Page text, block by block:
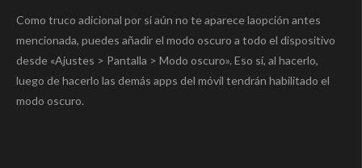
Como truco adicional por si aún no te aparece laopción antes
mencionada, puedes añadir el modo oscuro a todo el dispositivo
desde «Ajustes > Pantalla > Modo oscuro». Eso sí, al hacerlo,
luego de hacerlo las demás apps del móvil tendrán habilitado el
modo oscuro.